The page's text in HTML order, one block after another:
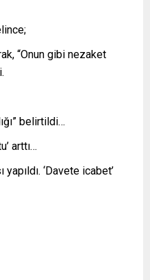
“Onun gibi nezaket
belirtildi…
arttı…
‘Davete icabet’